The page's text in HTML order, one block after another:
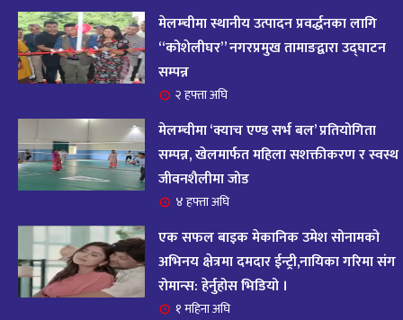
१४ आज २०८२ साल भदौ १६ गते सोमबारको राशिफल
११ महिना अघि
१५
आजको राशिफल : २०८२ भदौ १२ गते बिहीवार, २८
अगस्ट २०२५
११ महिना अघि
१६ आजको राशिफल – २०८२ साल भाद्र १० गते, मंगलबार
१७ आजको राशिफल – २०८२ साल भाद्र १० गते, मंगलबार
११ महिना अघि
मेलम्चीमा स्थानीय उत्पादन प्रवर्द्धनका लागि
“कोशेलीघर” नगरप्रमुख तामाङद्वारा उद्घाटन
सम्पन्न
२ हफ्ता अघि
मेलम्चीमा ‘क्याच एण्ड सर्भ बल’ प्रतियोगिता
सम्पन्न, खेलमार्फत महिला सशक्तीकरण र स्वस्थ
जीवनशैलीमा जोड
४ हफ्ता अघि
एक सफल बाइक मेकानिक उमेश सोनामको
अभिनय क्षेत्रमा दमदार ईन्ट्री,नायिका गरिमा संग
रोमान्स: हेर्नुहोस भिडियो ।
१ महिना अघि